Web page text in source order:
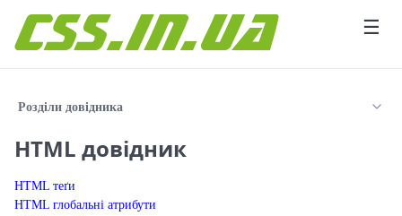
☰
Розділи довідника
HTML довідник
HTML теґи
HTML глобальні атрибути